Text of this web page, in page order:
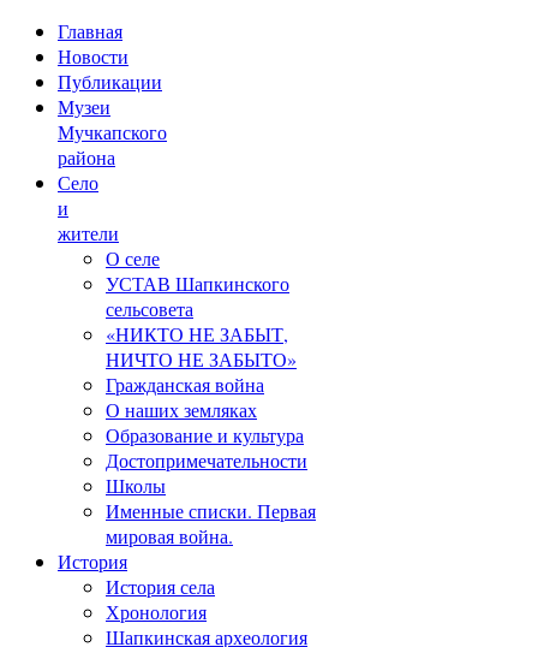
Главная
Новости
Публикации
Музеи
Мучкапского
района
Село
и
жители
О селе
УСТАВ Шапкинского
сельсовета
«НИКТО НЕ ЗАБЫТ,
НИЧТО НЕ ЗАБЫТО»
Гражданская война
О наших земляках
Образование и культура
Достопримечательности
Школы
Именные списки. Первая
мировая война.
История
История села
Хронология
Шапкинская археология